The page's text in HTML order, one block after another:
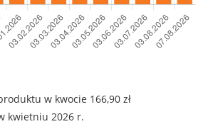
w kwocie 166,90 zł
kwietniu 2026 r.